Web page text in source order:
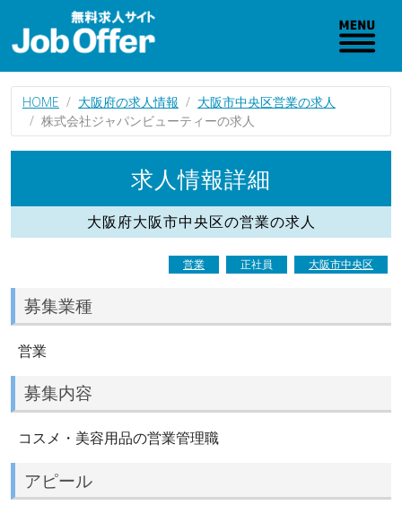
HOME 大阪府の求人情報
大阪市中央区営業の求人
株式会社ジャパンビューティーの求人
求人情報詳細
大阪府大阪市中央区の営業の求人
営業 正社員 大阪市中央区
募集業種
営業
募集内容
コスメ・美容用品の営業管理職
アピール